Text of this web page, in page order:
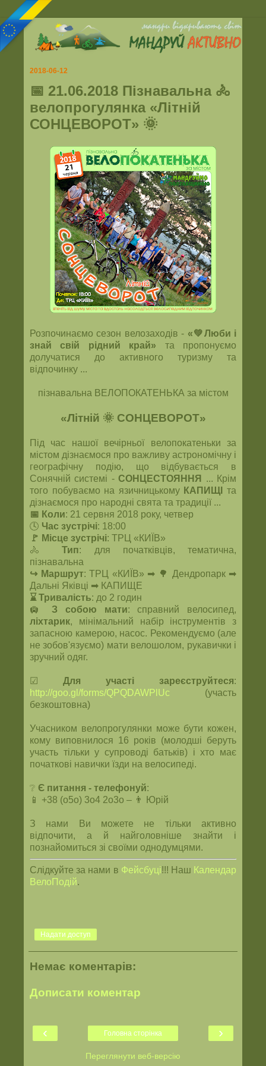
2018-06-12
📅 21.06.2018 Пізнавальна 🚴
велопрогулянка «Літній
СОНЦЕВОРОТ» 🌞
Розпочинаємо сезон велозаходів - «💚Люби і
знай свій рідний край» та пропонуємо
долучатися до активного туризму та
відпочинку ...
пізнавальна ВЕЛОПОКАТЕНЬКА за містом
«Літній 🌞 СОНЦЕВОРОТ»
Під час нашої вечірньої велопокатеньки за
містом дізнаємося про важливу астрономічну і
географічну подію, що відбувається в
Сонячній системі -СОНЦЕСТОЯННЯ
... Крім
того побуваємо на язичницькому КАПИЩІ
та
дізнаємося про народні свята та традиції ...
📅 Коли: 21 сервня 2018 року, четвер
🕓 Час зустрічі: 18:00
🚩 Місце зустрічі: ТРЦ «КИЇВ»
🚴Тип: для початківців, тематична,
пізнавальна
↪ Маршрут: ТРЦ «КИЇВ» ➡ 🌳 Дендропарк ➡
Дальні Яківці ➡ КАПИЩЕ
⌛ Тривалість: до 2 годин
🛄 З собою мати: справний велосипед,
ліхтарик, мінімальний набір інструментів з
запасною камерою, насос. Рекомендуємо (але
не зобов'язуємо) мати велошолом, рукавички і
зручний одяг.
☑ Для участі зареєструйтеся:
http://goo.gl/forms/QPQDAWPlUc (участь
безкоштовна)
Учасником велопрогулянки може бути кожен,
кому виповнилося 16 років (молодші беруть
участь тільки у супроводі батьків) і хто має
початкові навички їзди на велосипеді.
❔ Є питання - телефонуй:
📱 +38 (o5o) 3o4 2o3o – 👨 Юрій
З нами Ви можете не тільки активно
відпочити, а й найголовніше знайти і
познайомиться зі своїми однодумцями.
Слідкуйте за нами в Фейсбуці!!! Наш Календар
ВелоПодій.
Надати доступ
Немає коментарів:
Дописати коментар
‹ ›
Головна сторінка
Переглянути веб-версію